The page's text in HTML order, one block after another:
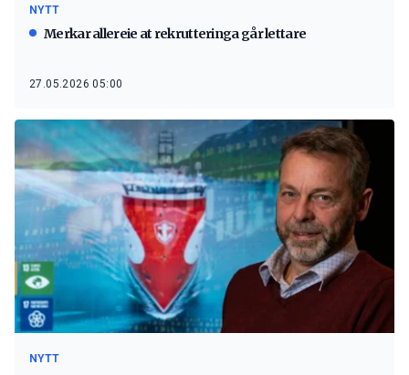
NYTT
Merkar allereie at rekrutteringa går lettare
27.05.2026 05:00
NYTT